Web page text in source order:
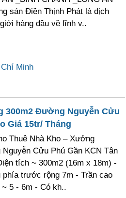
sản Điền Thịnh Phát là dịch
hàng đầu về lĩnh v..
Minh
300m2 Đường Nguyễn Cửu
Giá 15tr/ Tháng
Thuê Nhà Kho – Xưởng
Cửu Phú Gần KCN Tân
tích ~ 300m2 (16m x 18m) -
trước rộng 7m - Trần cao
~ 5 - 6m - Có kh..